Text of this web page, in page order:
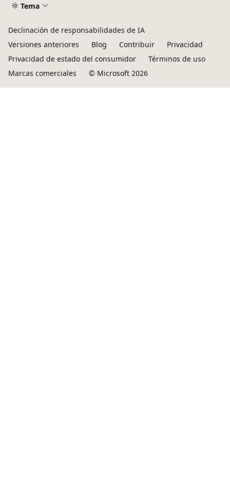
Tema
Declinación de responsabilidades de IA
Versiones anteriores
Blog Contribuir
Privacidad
Privacidad de estado del consumidor
Términos de uso
Marcas comerciales
© Microsoft 2026